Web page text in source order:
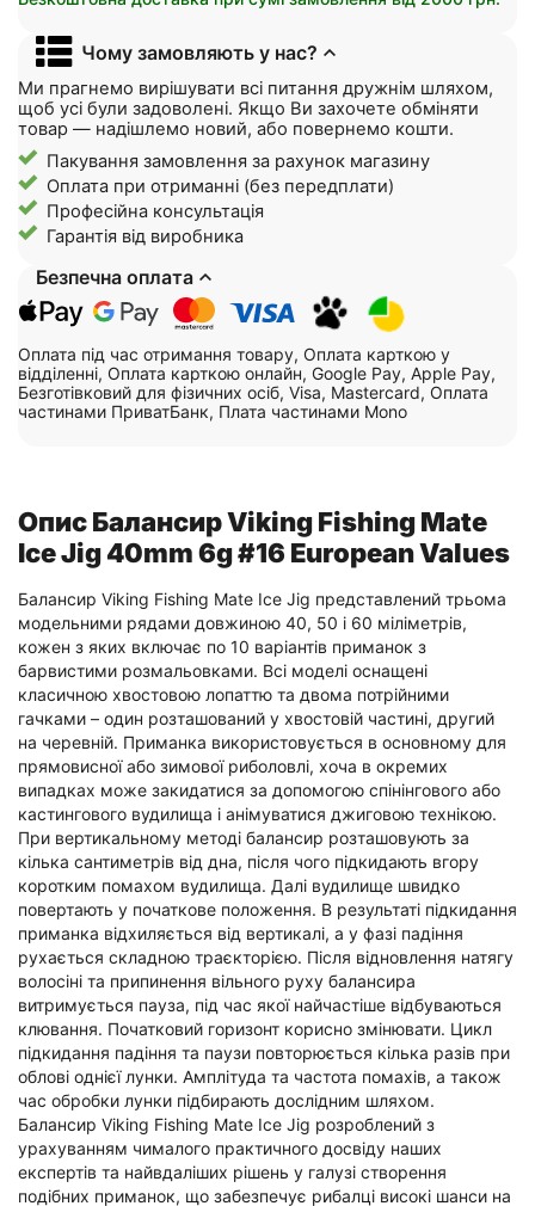
Чому замовляють у нас?
Ми прагнемо вирішувати всі питання дружнім шляхом,
щоб усі були задоволені. Якщо Ви захочете обміняти
товар — надішлемо новий, або повернемо кошти.
Пакування замовлення за рахунок магазину
Оплата при отриманні (без передплати)
Професійна консультація
Гарантія від виробника
Безпечна оплата
Оплата під час отримання товару, Оплата карткою у
відділенні, Оплата карткою онлайн, Google Pay, Apple Pay,
Безготівковий для фізичних осіб, Visa, Mastercard, Оплата
частинами ПриватБанк, Плата частинами Mono
Опис Балансир Viking Fishing Mate
Ice Jig 40mm 6g #16 European Values
Балансир Viking Fishing Mate Ice Jig представлений трьома
модельними рядами довжиною 40, 50 і 60 міліметрів,
кожен з яких включає по 10 варіантів приманок з
барвистими розмальовками. Всі моделі оснащені
класичною хвостовою лопаттю та двома потрійними
гачками – один розташований у хвостовій частині, другий
на черевній. Приманка використовується в основному для
прямовисної або зимової риболовлі, хоча в окремих
випадках може закидатися за допомогою спінінгового або
кастингового вудилища і анімуватися джиговою технікою.
При вертикальному методі балансир розташовують за
кілька сантиметрів від дна, після чого підкидають вгору
коротким помахом вудилища. Далі вудилище швидко
повертають у початкове положення. В результаті підкидання
приманка відхиляється від вертикалі, а у фазі падіння
рухається складною траєкторією. Після відновлення натягу
волосіні та припинення вільного руху балансира
витримується пауза, під час якої найчастіше відбуваються
клювання. Початковий горизонт корисно змінювати. Цикл
підкидання падіння та паузи повторюється кілька разів при
облові однієї лунки. Амплітуда та частота помахів, а також
час обробки лунки підбирають дослідним шляхом.
Балансир Viking Fishing Mate Ice Jig розроблений з
урахуванням чималого практичного досвіду наших
експертів та найвдаліших рішень у галузі створення
подібних приманок, що забезпечує рибалці високі шанси на